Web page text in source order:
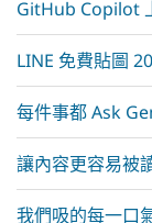
GitHub Copilot
LINE 免費貼圖
每件事都 Ask
讓內容更容易被
我們吸的每一口